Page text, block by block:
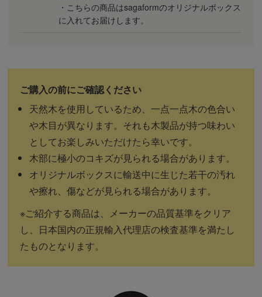
・こちらの商品はsagaformのオリジナルボックス
に入れてお届けします。
天然木を使用しているため、一点一点木の色合い
や木目が異なります。それも木製品が持つ味わい
としてお楽しみいただけたら幸いです。
木部に極小のコキズが見られる場合があります。
オリジナルボックスに輸送中に生じた若干の汚れ
や擦れ、傷などが見られる場合があります。
※ご紹介する商品は、メーカーの品質基準をクリア
し、日本国内の正規輸入代理店の検査基準を満たし
たものとなります。